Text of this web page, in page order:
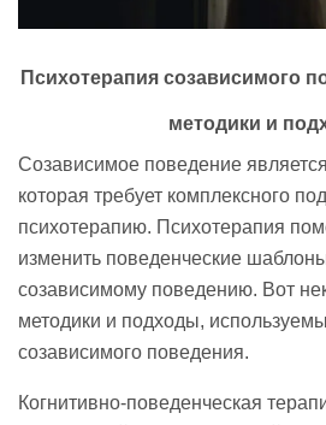
Психотерапия созависимого
методики и
Созависимое поведение
которая требует комплексного
психотерапию. Психотерапия
изменить поведенческие
созависимому поведению. Вот
методики и подходы,
созависимого поведения.
Когнитивно-поведенческая